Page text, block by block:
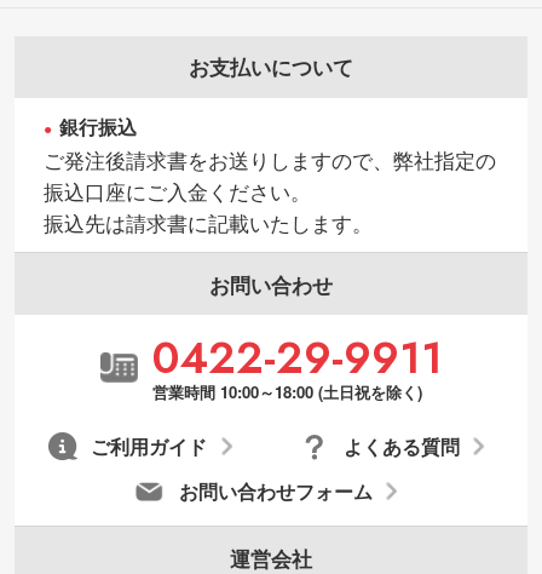
お支払いについて
銀行振込
ご発注後請求書をお送りしますので、弊社指定の
振込口座にご入金ください。
振込先は請求書に記載いたします。
お問い合わせ
0422-29-9911
営業時間 10:00～18:00 (土日祝を除く)
お問い合わせフォーム
よくある質問
ご利用ガイド
運営会社